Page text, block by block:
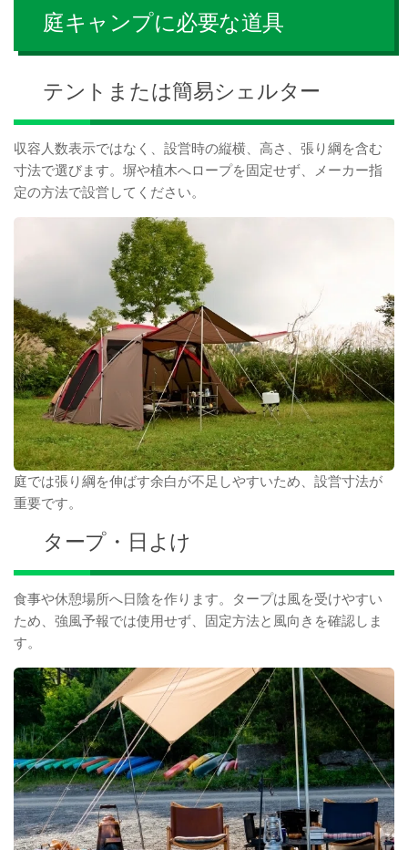
庭キャンプに必要な道具
テントまたは簡易シェルター
収容人数表示ではなく、設営時の縦横、高さ、張り綱を含む
寸法で選びます。塀や植木へロープを固定せず、メーカー指
定の方法で設営してください。
庭では張り綱を伸ばす余白が不足しやすいため、設営寸法が
重要です。
タープ・日よけ
食事や休憩場所へ日陰を作ります。タープは風を受けやすい
ため、強風予報では使用せず、固定方法と風向きを確認しま
す。